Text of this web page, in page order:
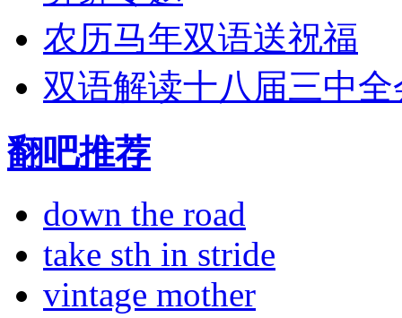
农历马年双语送祝福
双语解读十八届三中全
翻吧推荐
down the road
take sth in stride
vintage mother